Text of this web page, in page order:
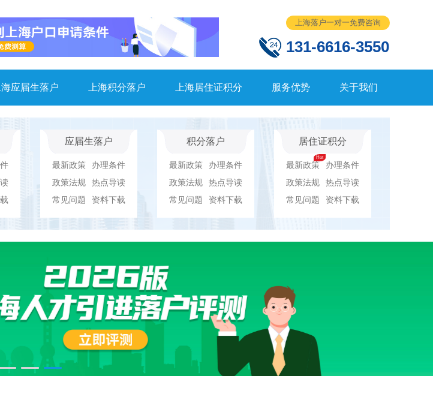
上海落户一对一免费咨询
131-6616-3550
海应届生落户 上海积分落户 上海居住证积分 服务优势 关于我们
应届生落户
最新政策
办理条件
政策法规
热点导读
常见问题
资料下载
积分落户
最新政策
办理条件
政策法规
热点导读
常见问题
资料下载
居住证积分
最新政策
办理条件
政策法规
热点导读
常见问题
资料下载